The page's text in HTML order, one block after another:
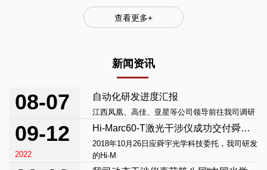
查看更多+
新闻资讯
08-07 自动化研发进度汇报
江西凤凰、高佳、亚星等公司领导前往我司调研
09-12
2022
Hi-Marc60-T激光干涉仪成功交付舜宇光学科技
2018年10月26日应舜宇光学科技委托，我司研发
的Hi-M